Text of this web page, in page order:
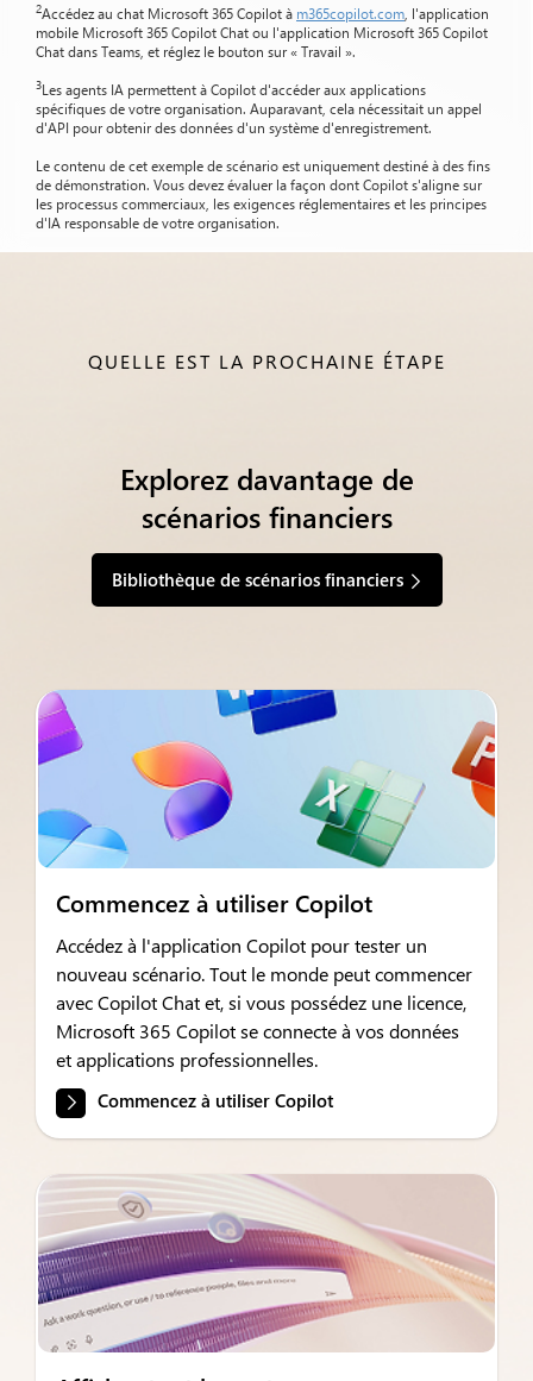
2Accédez au chat Microsoft 365 Copilot à m365copilot.com , l'application
mobile Microsoft 365 Copilot Chat ou l'application Microsoft 365 Copilot
Chat dans Teams, et réglez le bouton sur « Travail ».
3Les agents IA permettent à Copilot d'accéder aux applications
spécifiques de votre organisation. Auparavant, cela nécessitait un appel
d'API pour obtenir des données d'un système d'enregistrement.
Le contenu de cet exemple de scénario est uniquement destiné à des fins
de démonstration. Vous devez évaluer la façon dont Copilot s'aligne sur
les processus commerciaux, les exigences réglementaires et les principes
d'IA responsable de votre organisation.
QUELLE EST LA PROCHAINE ÉTAPE
Explorez davantage de
scénarios financiers
Bibliothèque de scénarios financiers
Commencez à utiliser Copilot
Accédez à l'application Copilot pour tester un
nouveau scénario. Tout le monde peut commencer
avec Copilot Chat et, si vous possédez une licence,
Microsoft 365 Copilot se connecte à vos données
et applications professionnelles.
Commencez à utiliser Copilot